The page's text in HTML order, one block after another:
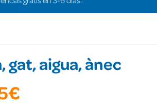
gat, aigua, ànec